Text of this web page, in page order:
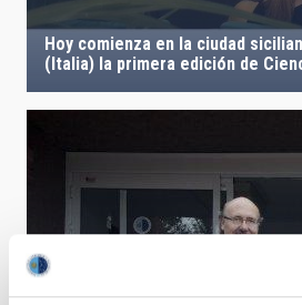
Hoy comienza en la ciudad
(Italia) la primera edición de